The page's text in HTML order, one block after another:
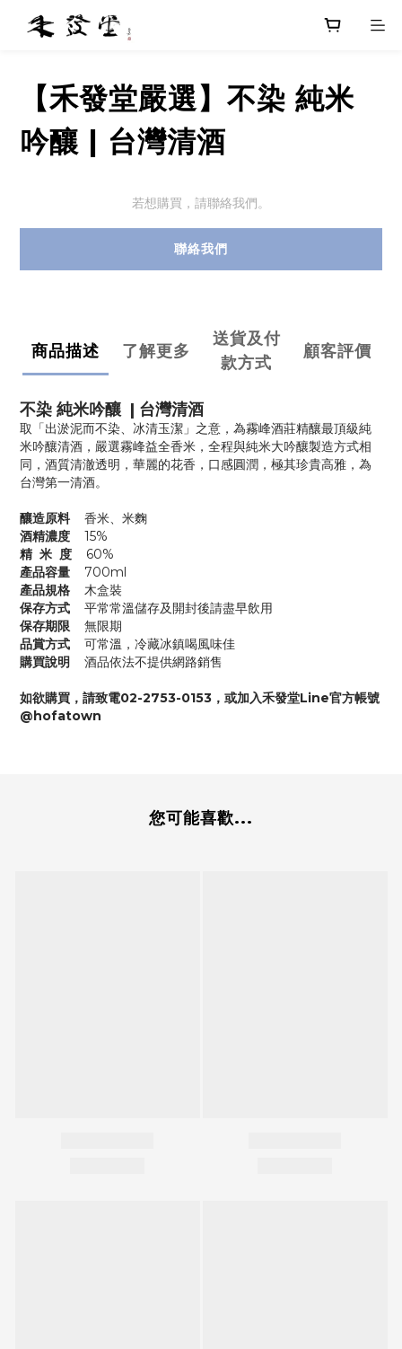
【禾發堂嚴選】不染 純米
吟釀 | 台灣清酒
若想購買，請聯絡我們。
聯絡我們
商品描述 了解更多
送貨及付
款方式
顧客評價
不染 純米吟釀 | 台灣清酒
取「出淤泥而不染、冰清玉潔」之意，為霧峰酒莊精釀最頂級純
米吟釀清酒，嚴選霧峰益全香米，全程與純米大吟釀製造方式相
同，酒質清澈透明，華麗的花香，口感圓潤，極其珍貴高雅，為
台灣第一清酒。
釀造原料
香米、米麴
酒精濃度
15%
精 米 度 60%
產品容量 700ml
產品規格 木盒裝
保存方式 平常常溫儲存及開封後請盡早飲用
保存期限 無限期
品賞方式
可常溫，冷藏冰鎮喝風味佳
購買說明 酒品依法不提供網路銷售
如欲購買，請致電02-2753-0153，或加入禾發堂Line官方帳號
@hofatown
您可能喜歡...